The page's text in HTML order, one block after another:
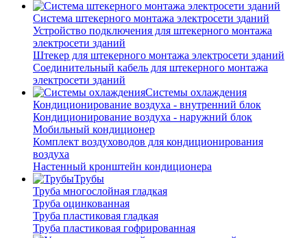
Система штекерного монтажа электросети зданий
Устройство подключения для штекерного монтажа
электросети зданий
Штекер для штекерного монтажа электросети зданий
Соединительный кабель для штекерного монтажа
электросети зданий
Системы охлаждения
Кондиционирование воздуха - внутренний блок
Кондиционирование воздуха - наружний блок
Мобильный кондиционер
Комплект воздуховодов для кондиционирования
воздуха
Настенный кронштейн кондиционера
Трубы
Труба многослойная гладкая
Труба оцинкованная
Труба пластиковая гладкая
Труба пластиковая гофрированная